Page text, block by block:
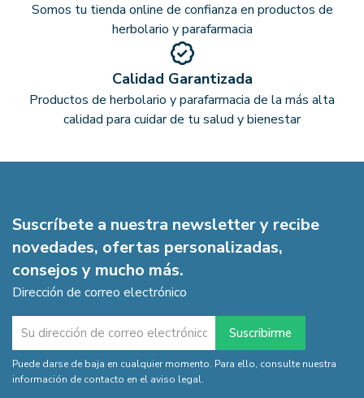
Somos tu tienda online de confianza en productos de
herbolario y parafarmacia
Calidad Garantizada
Productos de herbolario y parafarmacia de la más alta
calidad para cuidar de tu salud y bienestar
Suscríbete a nuestra newsletter y recibe
novedades, ofertas personalizadas,
consejos y mucho más.
Dirección de correo electrónico
Puede darse de baja en cualquier momento. Para ello, consulte nuestra
información de contacto en el aviso legal.